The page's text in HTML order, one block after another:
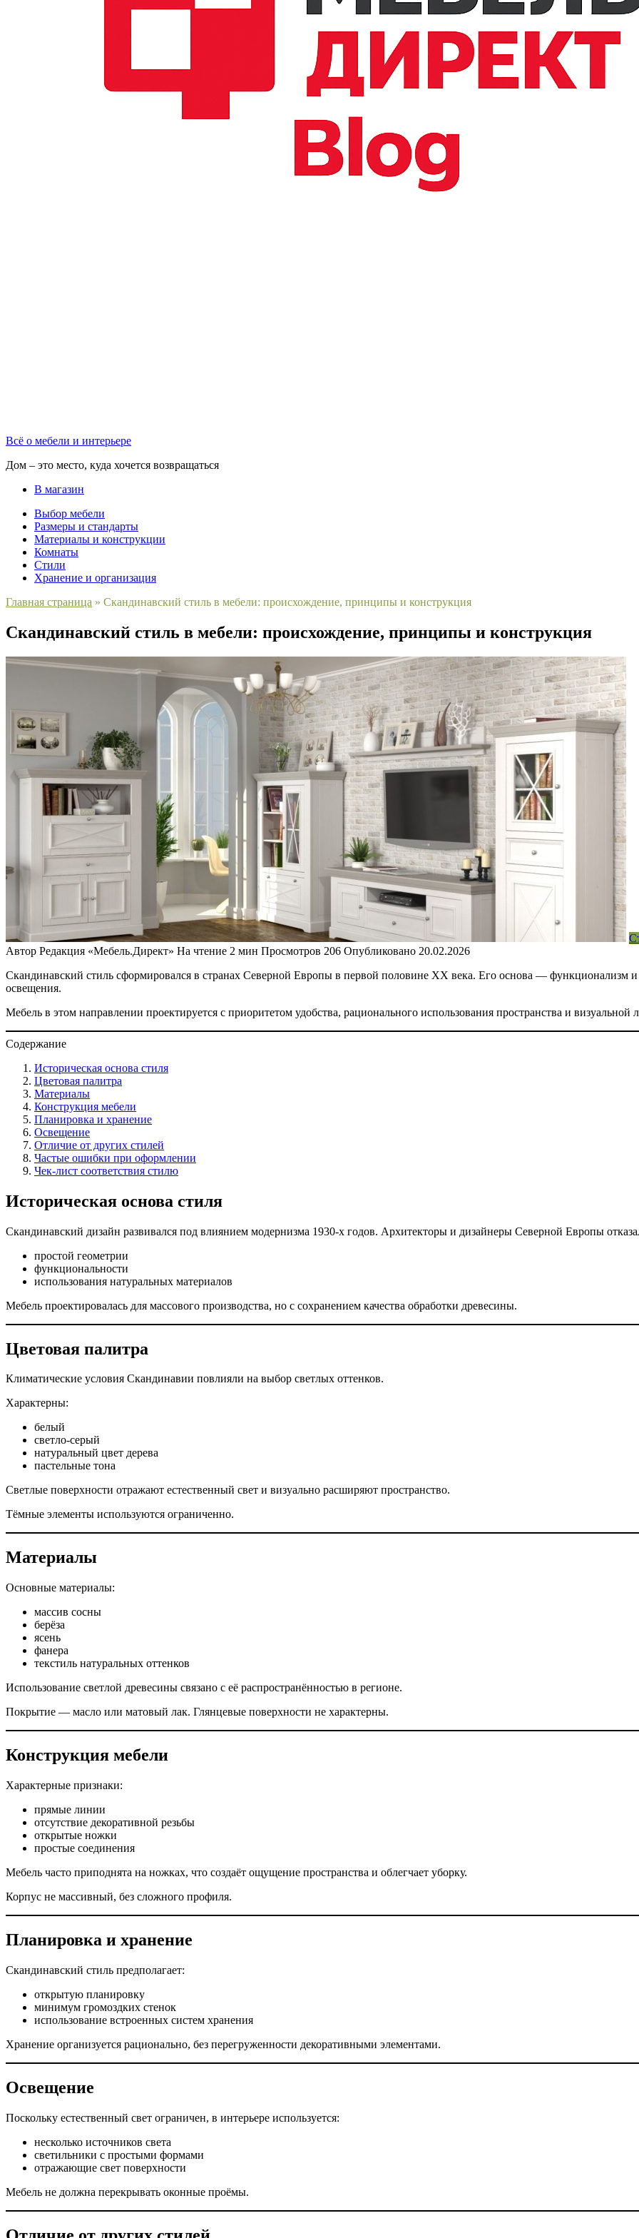
Всё о мебели и интерьере
Дом – это место, куда хочется возвращаться
В магазин
Выбор мебели
Размеры и стандарты
Материалы и конструкции
Комнаты
Стили
Хранение и организация
Главная страница » Скандинавский стиль в мебели: происхождение, принципы и конструкция
Скандинавский стиль в мебели: происхождение, принципы и конструкция
Автор Редакция «Мебель.Директ» На чтение 2 мин Просмотров 206 Опубликовано 20.02.2026
Скандинавский стиль сформировался в странах Северной Европы в первой половине XX века. Его основа — функционализм и
освещения.
Мебель в этом направлении проектируется с приоритетом удобства, рационального использования пространства и визуальной
Содержание
Историческая основа стиля
Цветовая палитра
Материалы
Конструкция мебели
Планировка и хранение
Освещение
Отличие от других стилей
Частые ошибки при оформлении
Чек-лист соответствия стилю
Историческая основа стиля
Скандинавский дизайн развивался под влиянием модернизма 1930-х годов. Архитекторы и дизайнеры Северной Европы
простой геометрии
функциональности
использования натуральных материалов
Мебель проектировалась для массового производства, но с сохранением качества обработки древесины.
Цветовая палитра
Климатические условия Скандинавии повлияли на выбор светлых оттенков.
Характерны:
белый
светло-серый
натуральный цвет дерева
пастельные тона
Светлые поверхности отражают естественный свет и визуально расширяют пространство.
Тёмные элементы используются ограниченно.
Материалы
Основные материалы:
массив сосны
берёза
ясень
фанера
текстиль натуральных оттенков
Использование светлой древесины связано с её распространённостью в регионе.
Покрытие — масло или матовый лак. Глянцевые поверхности не характерны.
Конструкция мебели
Характерные признаки:
прямые линии
отсутствие декоративной резьбы
открытые ножки
простые соединения
Мебель часто приподнята на ножках, что создаёт ощущение пространства и облегчает уборку.
Корпус не массивный, без сложного профиля.
Планировка и хранение
Скандинавский стиль предполагает:
открытую планировку
минимум громоздких стенок
использование встроенных систем хранения
Хранение организуется рационально, без перегруженности декоративными элементами.
Освещение
Поскольку естественный свет ограничен, в интерьере используется:
несколько источников света
светильники с простыми формами
отражающие свет поверхности
Мебель не должна перекрывать оконные проёмы.